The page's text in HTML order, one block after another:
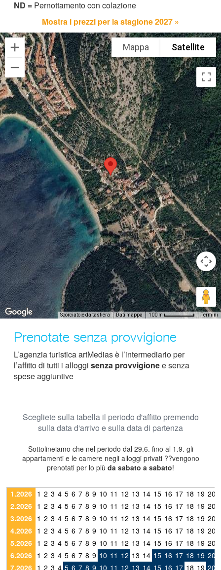
ND = Pernottamento con colazione
Mostra i prezzi per la stagione 2027 »
Mappa Satellite
Scorciatoie da tastiera Dati mappa 100 m Termini
Prenotate senza provvigione
L’agenzia turistica artMedias è l’intermediario per
l’affitto di tutti i alloggi senza provvigionee senza
spese aggiuntive
Scegliete sulla tabella il periodo d'affitto premendo
sulla data d'arrivo e sulla data di partenza
Sottolineiamo che nel periodo dal 29.6. fino al 1.9. gli
appartamenti e le camere negli alloggi privati ??vengono
prenotati per lo più da sabato a sabato!
1.2026 1 2 3 4 5 6 7 8 9 10 11 12 13 14 15 16 17 18 19 20
2.2026 1 2 3 4 5 6 7 8 9 10 11 12 13 14 15 16 17 18 19 20
3.2026 1 2 3 4 5 6 7 8 9 10 11 12 13 14 15 16 17 18 19 20
4.2026 1 2 3 4 5 6 7 8 9 10 11 12 13 14 15 16 17 18 19 20
5.2026 1 2 3 4 5 6 7 8 9 10 11 12 13 14 15 16 17 18 19 20
6.2026 1 2 3 4 5 6 7 8 9 10 11 12 13 14 15 16 17 18 19 20
7.2026 1 2 3 4 5 6 7 8 9 10 11 12 13 14 15 16 17 18 19 20